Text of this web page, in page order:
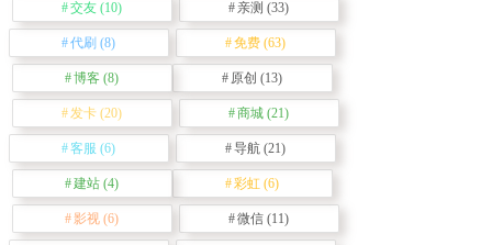
交友 (10) 亲测 (33)
代刷 (8) 免费 (63)
博客 (8) 原创 (13)
发卡 (20) 商城 (21)
客服 (6) 导航 (21)
建站 (4) 彩虹 (6)
影视 (6) 微信 (11)